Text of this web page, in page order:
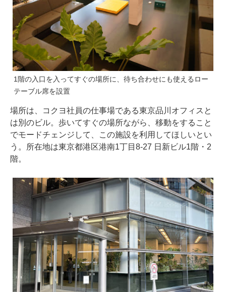
1階の入口を入ってすぐの場所に、待ち合わせにも使えるロー
テーブル席を設置
場所は、コクヨ社員の仕事場である東京品川オフィスと
は別のビル。歩いてすぐの場所ながら、移動をすること
でモードチェンジして、この施設を利用してほしいとい
う。所在地は東京都港区港南1丁目8-27 日新ビル1階・2
階。